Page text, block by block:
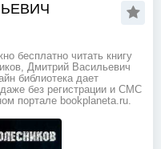
бесплатно читать книгу
Дмитрий Васильевич
библиотека дает
без регистрации и СМС
портале bookplaneta.ru.